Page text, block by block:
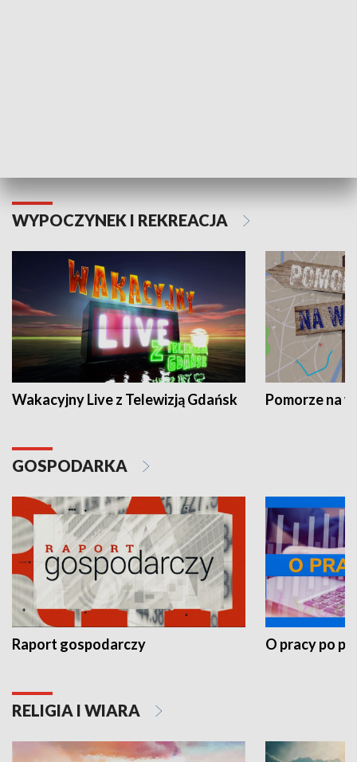
WYPOCZYNEK I REKREACJA
Wakacyjny Live z Telewizją Gdańsk Pomorze na
GOSPODARKA
Raport gospodarczy O pracy po
RELIGIA I WIARA